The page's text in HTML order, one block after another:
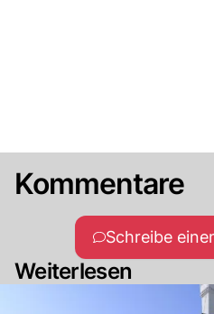
Kommentare
Schreibe
Weiterlesen